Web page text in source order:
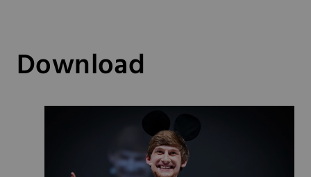
Download